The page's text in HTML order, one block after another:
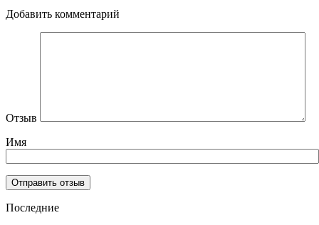
Добавить комментарий
Отзыв
Имя
Последние